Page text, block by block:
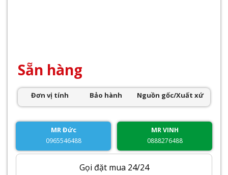
Sẵn hàng
Đơn vị tính Bảo hành Nguồn gốc/Xuất xứ
MR Đức
0965546488
MR VINH
0888276488
Gọi đặt mua 24/24